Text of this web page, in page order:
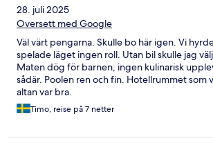
28. juli 2025
Oversett med Google
Väl värt pengarna. Skulle bo här igen. Vi
spelade läget ingen roll. Utan bil skulle jag
Maten dög för barnen, ingen kulinarisk
sådär. Poolen ren och fin. Hotellrummet som
altan var bra.
Timo, reise på 7 netter